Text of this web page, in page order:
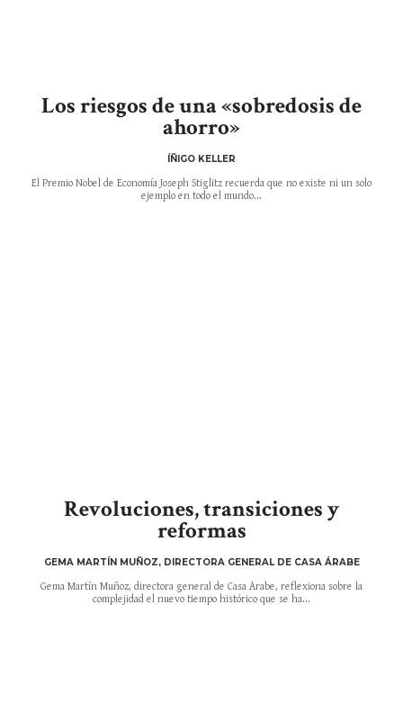
Los riesgos de una «sobredosis de
ahorro»
ÍÑIGO KELLER
El Premio Nobel de Economía Joseph Stiglitz recuerda que no existe ni un solo
ejemplo en todo el mundo...
Revoluciones, transiciones y
reformas
GEMA MARTÍN MUÑOZ, DIRECTORA GENERAL DE CASA ÁRABE
Gema Martín Muñoz, directora general de Casa Árabe, reflexiona sobre la
complejidad el nuevo tiempo histórico que se ha...